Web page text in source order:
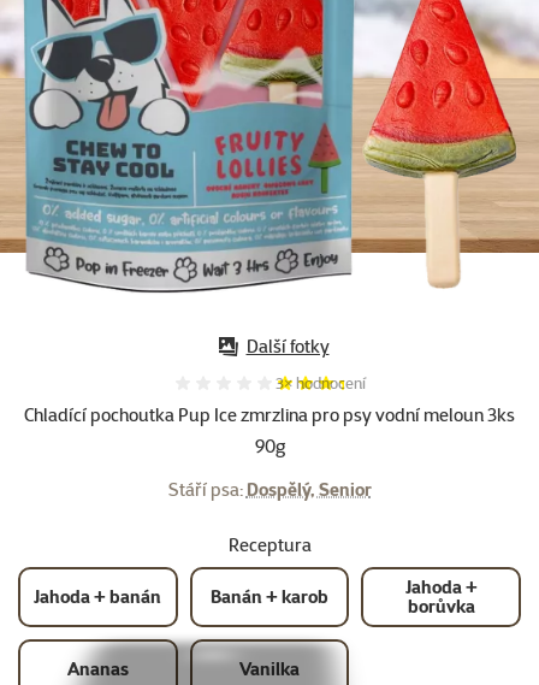
Chladící pochoutka Pup Ice zmrzlina pro psy vodní meloun 3ks
90g
Hodnocení 67%, počet hodnocení:
3× hodnocení
Stáří psa: Dospělý, Senior
Receptura
Jahoda + banán Banán + karob
Jahoda +
borůvka
Ananas Vanilka
Další fotky